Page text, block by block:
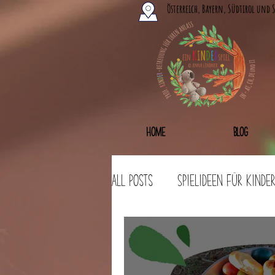
Österreich, Bayern, Südtirol und
Home Blog
All Posts Spielideen für Kinder
Bastelideen